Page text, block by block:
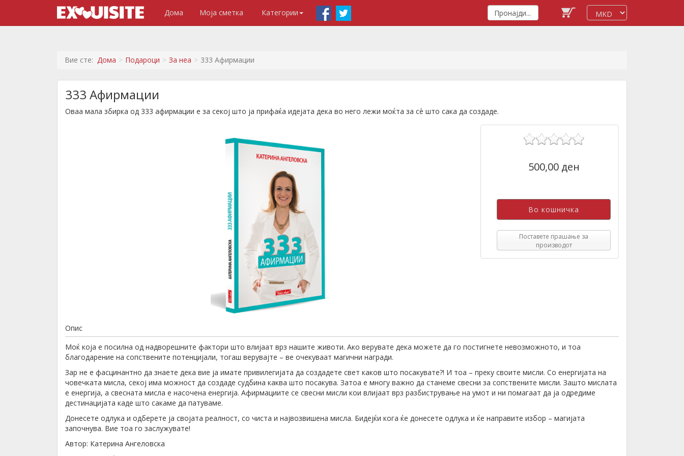
Дома Моја сметка Категории
Вие сте: Дома Подароци За неа 333 Афирмации
333 Афирмации
Оваа мала збирка од 333 афирмации е за секој што ја прифаќа идејата дека во него лежи моќта за сѐ што сака да создаде.
500,00 ден
Поставете прашање за
производот
Опис
Моќ која е посилна од надворешните фактори што влијаат врз нашите животи. Ако верувате дека можете да го постигнете невозможното, и тоа
благодарение на сопствените потенцијали, тогаш верувајте – ве очекуваат магични награди.
Зар не е фасцинантно да знаете дека вие ја имате привилегијата да создадете свет каков што посакувате?! И тоа – преку своите мисли. Со енергијата на
човечката мисла, секој има можност да создаде судбина каква што посакува. Затоа е многу важно да станеме свесни за сопствените мисли. Зашто мислата
е енергија, а свесната мисла е насочена енергија. Афирмациите се свесни мисли кои влијаат врз разбистрување на умот и ни помагаат да ја одредиме
дестинацијата каде што сакаме да патуваме.
Донесете одлука и одберете ја својата реалност, со чиста и највозвишена мисла. Бидејќи кога ќе донесете одлука и ќе направите избор – магијата
започнува. Вие тоа го заслужувате!
Автор: Катерина Ангеловска